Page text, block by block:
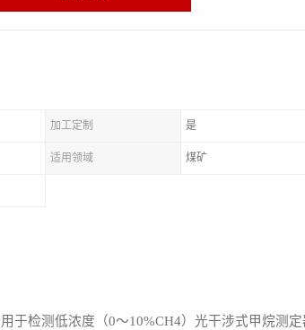
加工定制 是
适用领域 煤矿
于检测低浓度（0～10%CH4）光干涉式甲烷测